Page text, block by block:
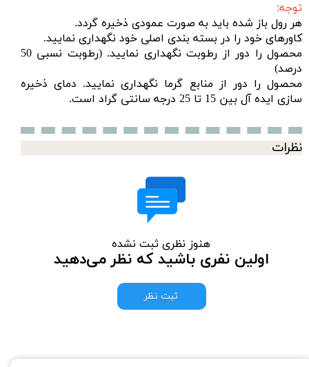
توجه:
هر رول باز شده باید به صورت عمودی ذخیره گردد.
کاورهای خود را در بسته بندی اصلی خود نگهداری نمایید.
محصول را دور از رطوبت نگهداری نمایید. (رطوبت نسبی 50
درصد)
محصول را دور از منابع گرما نگهداری نمایید. دمای ذخیره
سازی ایده آل بین 15 تا 25 درجه سانتی گراد است.
نظرات
هنوز نظری ثبت نشده
اولین نفری باشید که نظر می‌دهید
ثبت نظر